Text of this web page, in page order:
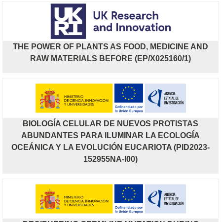
THE POWER OF PLANTS AS FOOD, MEDICINE AND
RAW MATERIALS BEFORE (EP/X025160/1)
BIOLOGÍA CELULAR DE NUEVOS PROTISTAS
ABUNDANTES PARA ILUMINAR LA ECOLOGÍA
OCEÁNICA Y LA EVOLUCIÓN EUCARIOTA (PID2023-
152955NA-I00)